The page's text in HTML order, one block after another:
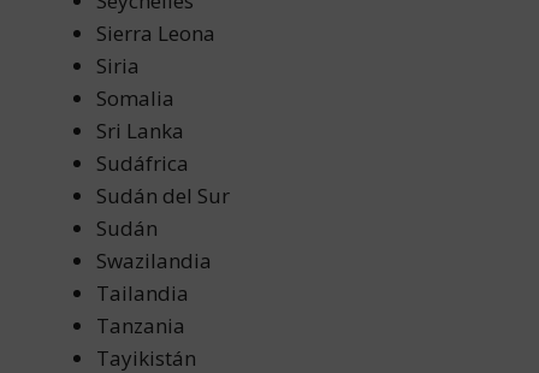
Sierra Leona
Siria
Somalia
Sri Lanka
Sudáfrica
Sudán del Sur
Sudán
Swazilandia
Tailandia
Tanzania
Tayikistán